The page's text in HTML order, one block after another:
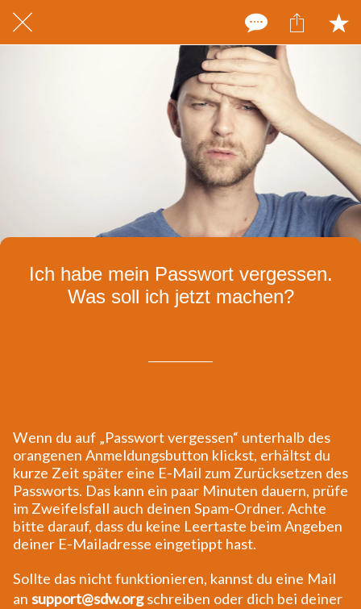
Ich habe mein Passwort vergessen.
Was soll ich jetzt machen?
Wenn du auf „Passwort vergessen“ unterhalb des
orangenen Anmeldungsbutton klickst, erhältst du
kurze Zeit später eine E-Mail zum Zurücksetzen des
Passworts. Das kann ein paar Minuten dauern, prüfe
im Zweifelsfall auch deinen Spam-Ordner. Achte
bitte darauf, dass du keine Leertaste beim Angeben
deiner E-Mailadresse eingetippt hast.
Sollte das nicht funktionieren, kannst du eine Mail
an support@sdw.orgschreiben oder dich bei deiner